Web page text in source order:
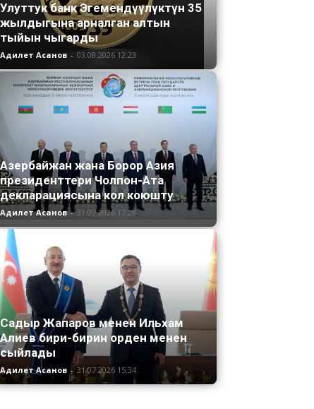
Улуттук банк Эгемендүүлүктүн 35
жылдыгына арналган алтын
тыйын чыгарды
Адилет Асанов - 03.08.2026 12:23
Азербайжан жана Борор Азия
президенттери Чолпон-Ата
декларациясына кол коюшту
Адилет Асанов - 31.07.2026 17:28
Садыр Жапаров менен Ильхам
Алиев бири-бирин орден менен
сыйлады
Адилет Асанов - 31.07.2026 15:34